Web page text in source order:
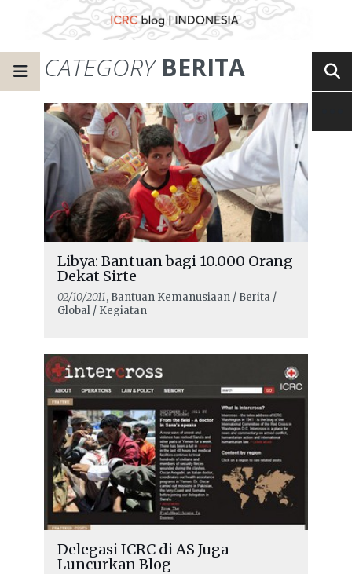
CATEGORYBERITA
Libya: Bantuan bagi 10.000 Orang
Dekat Sirte
02/10/2011, Bantuan Kemanusiaan / Berita /
Global / Kegiatan
Delegasi ICRC di AS Juga
Luncurkan Blog